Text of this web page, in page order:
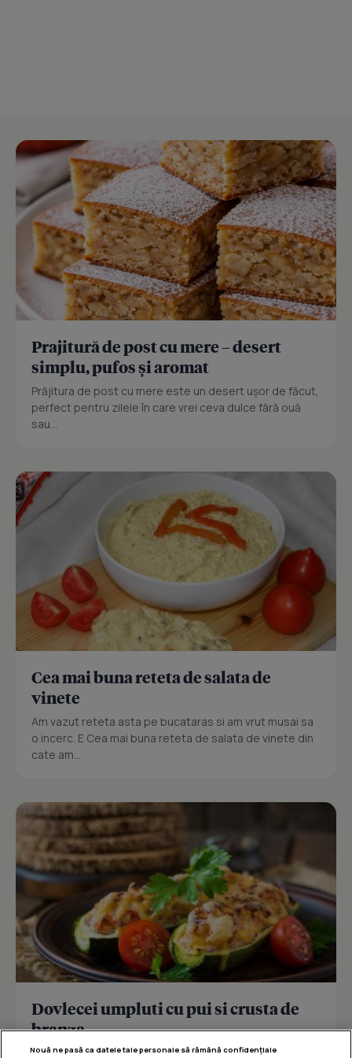
Prajitură de post cu mere – desert
simplu, pufos și aromat
Prăjitura de post cu mere este un desert ușor de făcut,
perfect pentru zilele în care vrei ceva dulce fără ouă
sau...
Cea mai buna reteta de salata de
vinete
Am vazut reteta asta pe bucataras si am vrut musai sa
o incerc. E Cea mai buna reteta de salata de vinete din
cate am...
Dovlecei umpluti cu pui si crusta de
branza
Reteta delicioasa de dovlecei umpluti cu pui si crusta
Nouă ne pasă ca datele tale personale să rămână confidențiale